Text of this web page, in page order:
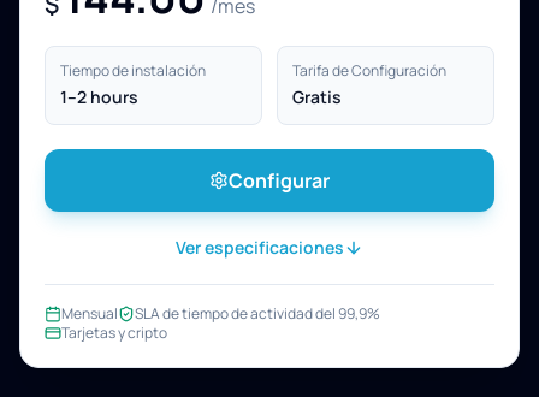
/mes
Tiempo de instalación
1–2 hours
Tarifa de Configuración
Gratis
Configurar
Ver especificaciones
Mensual
SLA de tiempo de actividad del 99,9%
Tarjetas y cripto